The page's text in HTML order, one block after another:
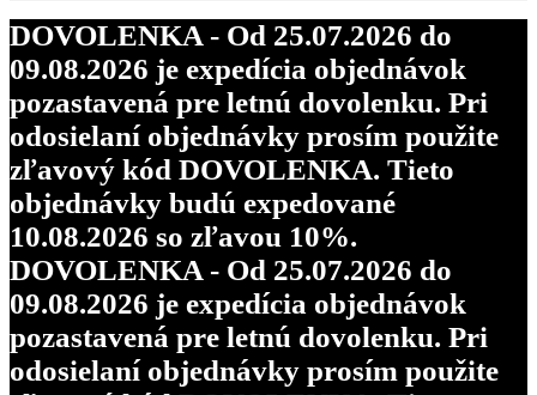
DOVOLENKA - Od 25.07.2026 do
09.08.2026 je expedícia objednávok
pozastavená pre letnú dovolenku. Pri
odosielaní objednávky prosím použite
zľavový kód DOVOLENKA. Tieto
objednávky budú expedované
10.08.2026 so zľavou 10%.
DOVOLENKA - Od 25.07.2026 do
09.08.2026 je expedícia objednávok
pozastavená pre letnú dovolenku. Pri
odosielaní objednávky prosím použite